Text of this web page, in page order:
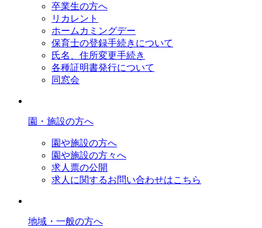
卒業生の方へ
リカレント
ホームカミングデー
保育士の登録手続きについて
氏名、住所変更手続き
各種証明書発行について
同窓会
園・施設の方へ
園や施設の方へ
園や施設の方々へ
求人票の公開
求人に関するお問い合わせはこちら
地域・一般の方へ